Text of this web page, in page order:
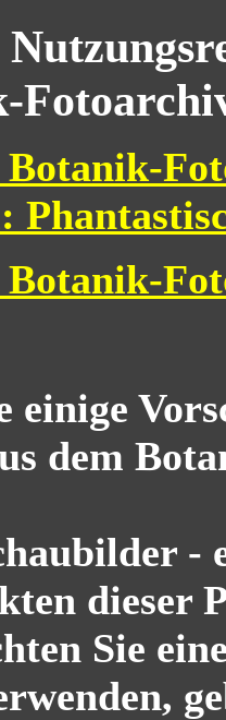
einige
dem
-
dieser
Sie